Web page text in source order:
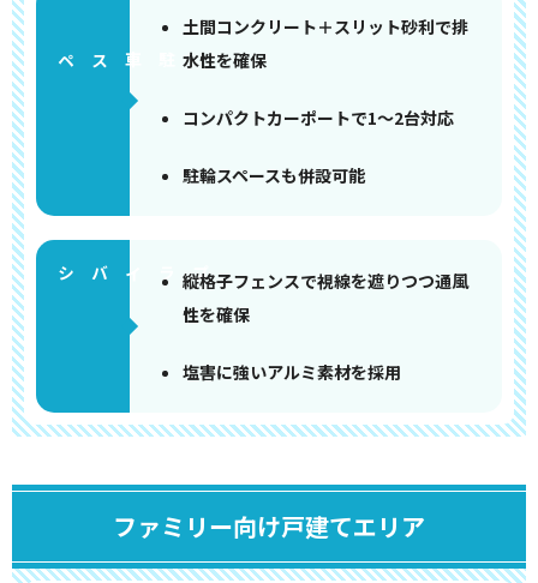
土間コンクリート＋スリット砂利で排
水性を確保
コンパクトカーポートで1〜2台対応
駐輪スペースも併設可能
縦格子フェンスで視線を遮りつつ通風
性を確保
塩害に強いアルミ素材を採用
ファミリー向け戸建てエリア